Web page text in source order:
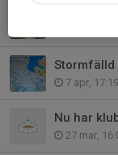
Stormfälld
7 apr, 17:19
Nu har
27 mar,